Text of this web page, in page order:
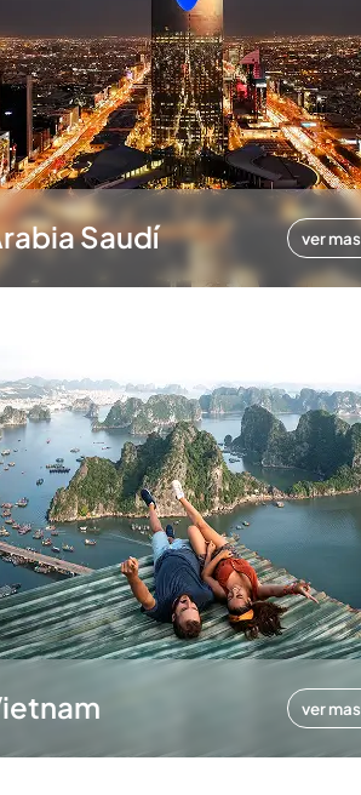
Saudí ver mas
ver mas